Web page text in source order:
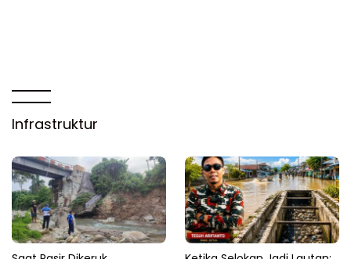
Infrastruktur